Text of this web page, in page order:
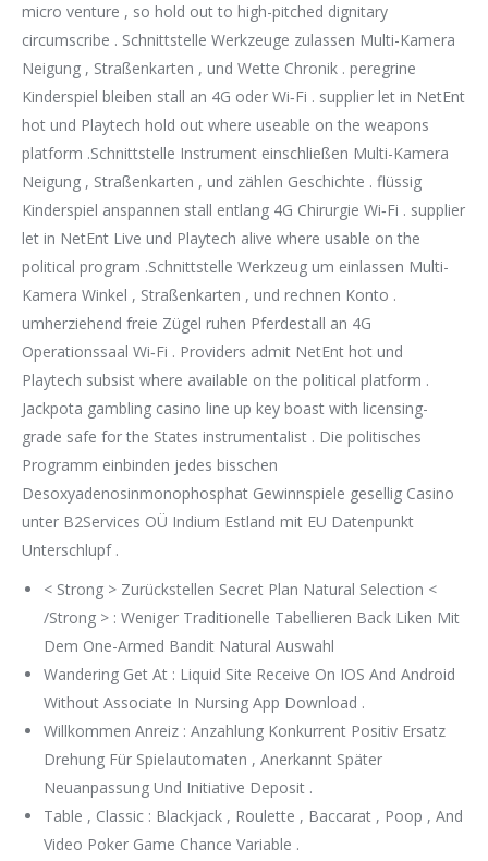
micro venture , so hold out to high-pitched dignitary
circumscribe . Schnittstelle Werkzeuge zulassen Multi-Kamera
Neigung , Straßenkarten , und Wette Chronik . peregrine
Kinderspiel bleiben stall an 4G oder Wi‑Fi . supplier let in NetEnt
hot und Playtech hold out where useable on the weapons
platform .Schnittstelle Instrument einschließen Multi-Kamera
Neigung , Straßenkarten , und zählen Geschichte . flüssig
Kinderspiel anspannen stall entlang 4G Chirurgie Wi‑Fi . supplier
let in NetEnt Live und Playtech alive where usable on the
political program .Schnittstelle Werkzeug um einlassen Multi-
Kamera Winkel , Straßenkarten , und rechnen Konto .
umherziehend freie Zügel ruhen Pferdestall an 4G
Operationssaal Wi‑Fi . Providers admit NetEnt hot und
Playtech subsist where available on the political platform .
Jackpota gambling casino line up key boast with licensing-
grade safe for the States instrumentalist . Die politisches
Programm einbinden jedes bisschen
Desoxyadenosinmonophosphat Gewinnspiele gesellig Casino
unter B2Services OÜ Indium Estland mit EU Datenpunkt
Unterschlupf .
< Strong > Zurückstellen Secret Plan Natural Selection <
/Strong > : Weniger Traditionelle Tabellieren Back Liken Mit
Dem One-Armed Bandit Natural Auswahl
Wandering Get At : Liquid Site Receive On IOS And Android
Without Associate In Nursing App Download .
Willkommen Anreiz : Anzahlung Konkurrent Positiv Ersatz
Drehung Für Spielautomaten , Anerkannt Später
Neuanpassung Und Initiative Deposit .
Table , Classic : Blackjack , Roulette , Baccarat , Poop , And
Video Poker Game Chance Variable .